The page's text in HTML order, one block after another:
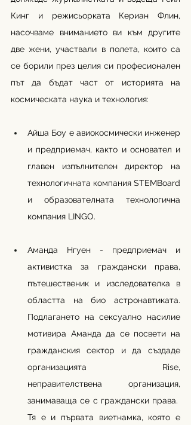
Кинг и режисьорката Кериан Флин,
насочваме вниманието ви към другите
две жени, участвали в полета, които са
се борили през целия си професионален
път да бъдат част от историята на
космическата наука и технология:
Айша Боу е авиокосмически инженер
и предприемач, както и основател и
главен изпълнителен директор на
технологичната компания STEMBoard
и образователната технологична
компания LINGO.
Аманда Нгуен - предприемач и
активистка за граждански права,
пътешественик и изследователка в
областта на био астронавтиката.
Подлагането на сексуално насилие
мотивира Аманда да се посвети на
гражданския сектор и да създаде
организацията Rise,
неправителствена организация,
занимаваща се с граждански права.
Тя е и първата виетнамка, която е